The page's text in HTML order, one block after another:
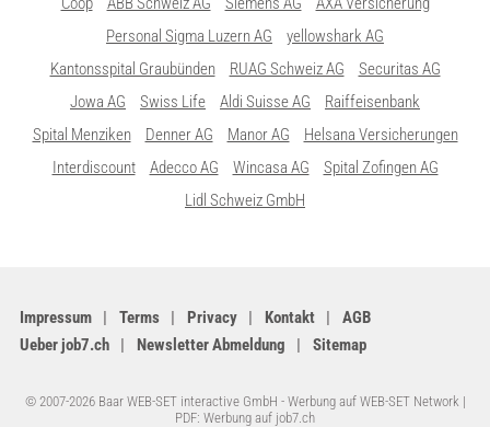
Personal Sigma Luzern AG
yellowshark AG
Kantonsspital Graubünden
RUAG Schweiz AG
Securitas AG
Jowa AG
Swiss Life Aldi Suisse AG
Raiffeisenbank
Spital Menziken
Denner AG Manor AG
Helsana Versicherungen
Interdiscount
Adecco AG Wincasa AG
Spital Zofingen AG
Lidl Schweiz GmbH
Impressum Terms Privacy Kontakt
AGB
Ueber job7.ch
Newsletter Abmeldung Sitemap
© 2007-2026 Baar WEB-SET interactive GmbH - Werbung auf WEB-SET Network |
PDF: Werbung auf job7.ch